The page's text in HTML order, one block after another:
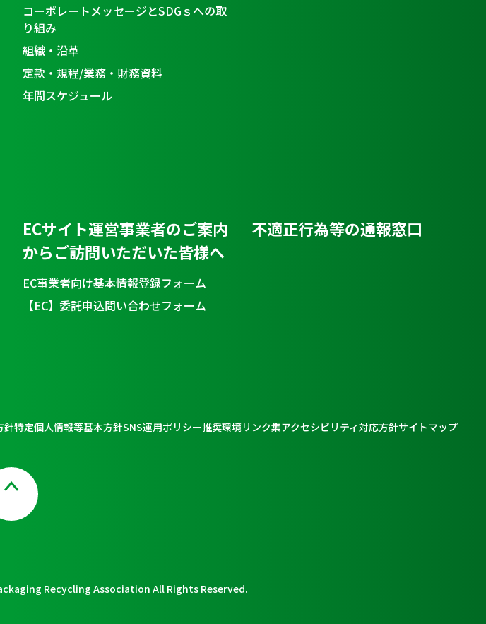
コーポレートメッセージとSDGｓへの取
り組み
組織・沿革
定款・規程/業務・財務資料
年間スケジュール
ECサイト運営事業者のご案内
からご訪問いただいた皆様へ
EC事業者向け基本情報登録フォーム
【EC】委託申込問い合わせフォーム
不適正行為等の通報窓口
針特定個人情報等基本方針SNS運用ポリシー推奨環境リンク集アクセシビリティ対応方針サイトマップ
Recycling Association All Rights Reserved.